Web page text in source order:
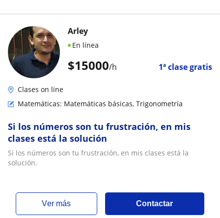
$15000/h 1ª clase gratis
Arley
En línea
Clases on line
Matemáticas: Matemáticas básicas, Trigonometría
Si los números son tu frustración, en mis
clases está la solución
Si los números son tu frustración, en mis clases está la
solución.
ver más Contactar